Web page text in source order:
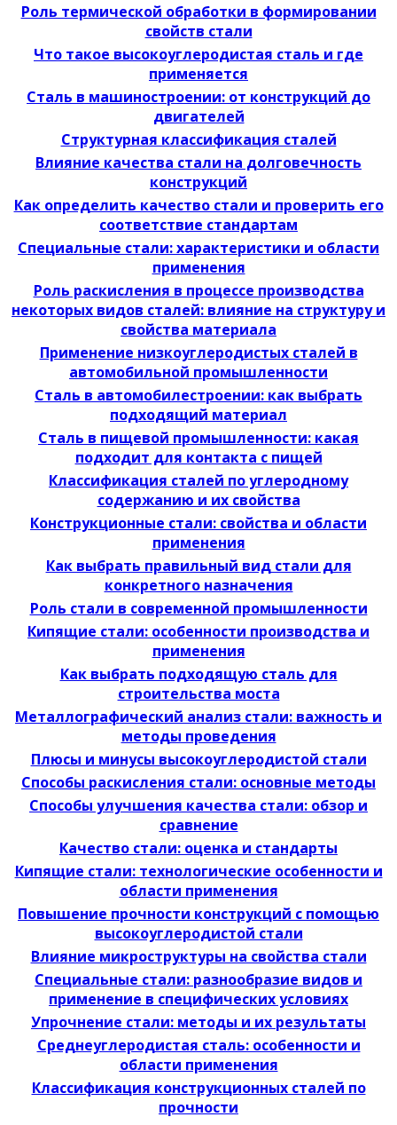
Роль термической обработки в формировании
свойств стали
Что такое высокоуглеродистая сталь и где
применяется
Сталь в машиностроении: от конструкций до
двигателей
Структурная классификация сталей
Влияние качества стали на долговечность
конструкций
Как определить качество стали и проверить его
соответствие стандартам
Специальные стали: характеристики и области
применения
Роль раскисления в процессе производства
некоторых видов сталей: влияние на структуру и
свойства материала
Применение низкоуглеродистых сталей в
автомобильной промышленности
Сталь в автомобилестроении: как выбрать
подходящий материал
Сталь в пищевой промышленности: какая
подходит для контакта с пищей
Классификация сталей по углеродному
содержанию и их свойства
Конструкционные стали: свойства и области
применения
Как выбрать правильный вид стали для
конкретного назначения
Роль стали в современной промышленности
Кипящие стали: особенности производства и
применения
Как выбрать подходящую сталь для
строительства моста
Металлографический анализ стали: важность и
методы проведения
Плюсы и минусы высокоуглеродистой стали
Способы раскисления стали: основные методы
Способы улучшения качества стали: обзор и
сравнение
Качество стали: оценка и стандарты
Кипящие стали: технологические особенности и
области применения
Повышение прочности конструкций с помощью
высокоуглеродистой стали
Влияние микроструктуры на свойства стали
Специальные стали: разнообразие видов и
применение в специфических условиях
Упрочнение стали: методы и их результаты
Среднеуглеродистая сталь: особенности и
области применения
Классификация конструкционных сталей по
прочности